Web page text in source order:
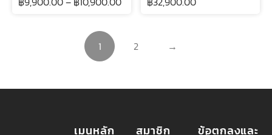
1 2 →
เมนูหลัก สมาชิก ข้อตกลงและ